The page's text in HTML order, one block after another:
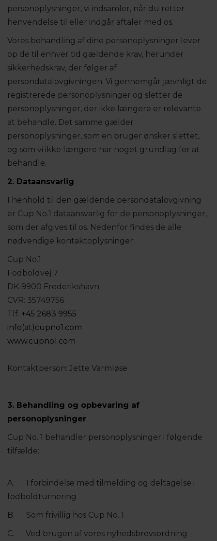
personoplysninger, vi indsamler, når du retter
henvendelse til eller indgår aftaler med os.
Vores behandling af dine personoplysninger lever
op de til enhver tid gældende krav, herunder
sikkerhedskrav, der følger af
persondatalovgivningen. Vi gennemgår jævnligt de
registrerede personoplysninger og sletter de
personoplysninger, der ikke længere er relevante
at behandle. Det samme gælder
personoplysninger, som en bruger ønsker slettet,
og som vi ikke længere har noget grundlag for at
behandle.
2. Dataansvarlig
I henhold til den gældende persondatalovgivning
er Cup No.1 dataansvarlig for de personoplysninger,
som der afgives til os. Nedenfor findes de alle
nødvendige kontaktoplysninger:
Cup No.1
Fodboldvej 7
DK-9900 Frederikshavn
CVR: 35749756
Tlf. +45 2683 9955
info(at)cupno1.com
www.cupno1.com
Kontaktperson: Jette Varmløse
3. Behandling og opbevaring af
personoplysninger
Cup No. 1 behandler personoplysninger i følgende
tilfælde:
A. I forbindelse med tilmelding og deltagelse i
fodboldturnering
B. Som frivillig hos Cup No. 1
C. Ved brugen af vores nyhedsbrevsordning